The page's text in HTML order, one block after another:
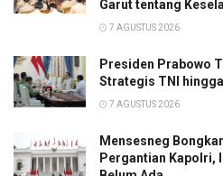
Garut tentang
7 AGUSTUS 2026
Presiden Prabowo
Strategis TNI
7 AGUSTUS 2026
Mensesneg
Pergantian Kapolri,